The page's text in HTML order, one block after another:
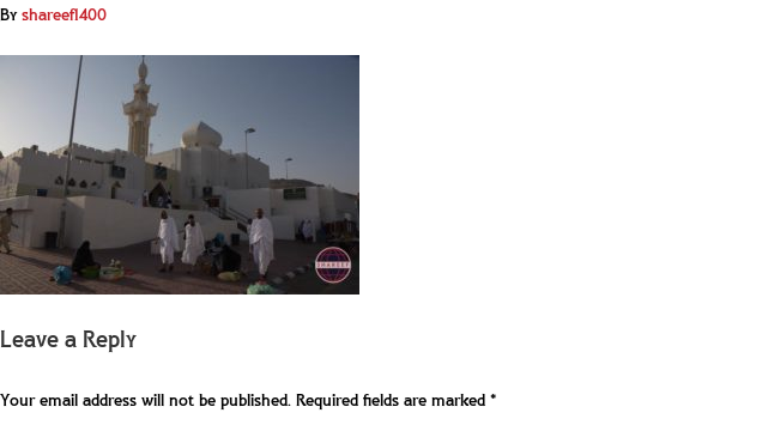
Byshareef1400
Leave a Reply
Your email address will not be published.Required fields are marked*